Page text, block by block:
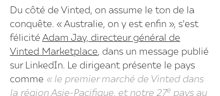
Du côté de Vinted, on assume le ton de la
conquête. « Australie, on y est enfin », s'est
félicité Adam Jay, directeur général de
Vinted Marketplace, dans un message publié
sur LinkedIn. Le dirigeant présente le pays
comme « le premier marché de Vinted dans
la région Asie-Pacifique, et notre 27e pays au